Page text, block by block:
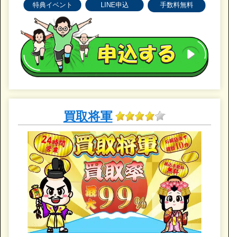
特典イベント
LINE申込 手数料無料
買取将軍